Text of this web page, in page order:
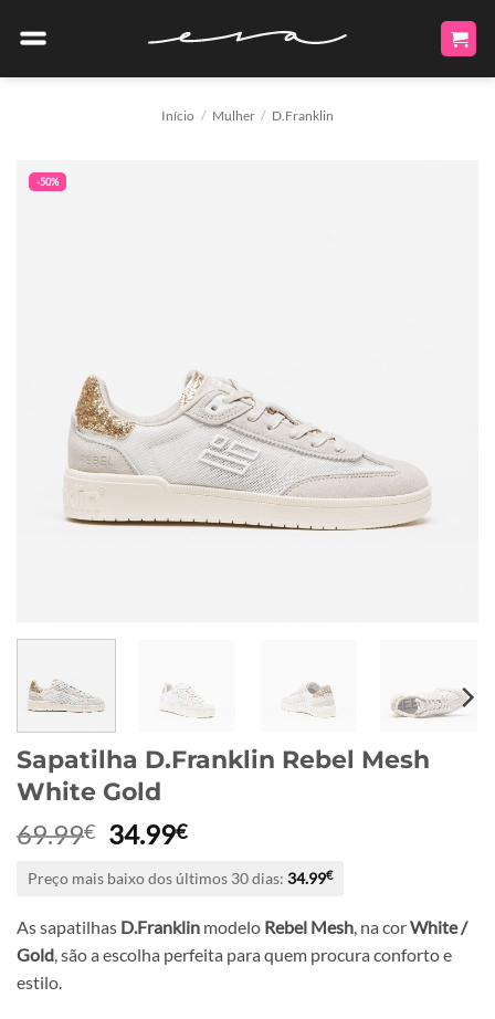
Início / Mulher / D.Franklin
-50%
Sapatilha D.Franklin Rebel Mesh
White Gold
69.99€ O
original
era:
69.99€.
34.99€O
atual
é:
34.99€.
Preço mais baixo dos últimos 30 dias: 34.99€
As sapatilhas D.Franklin modelo Rebel Mesh, na corWhite /
Gold, são a escolha perfeita para quem procura conforto e
estilo.